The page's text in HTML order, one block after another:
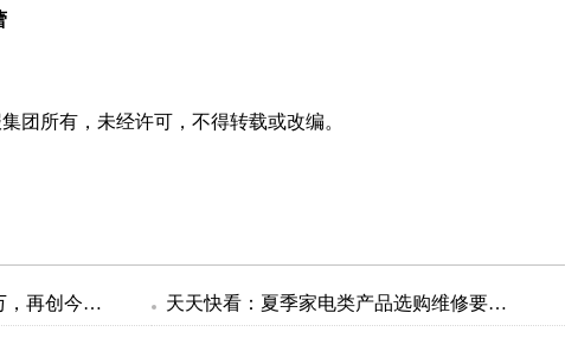
团所有，未经许可，不得转载或改编。
6月北京口岸出入境人员超88万，再创今年客流量新高 天天快看：夏季家电类产品选购维修要注意